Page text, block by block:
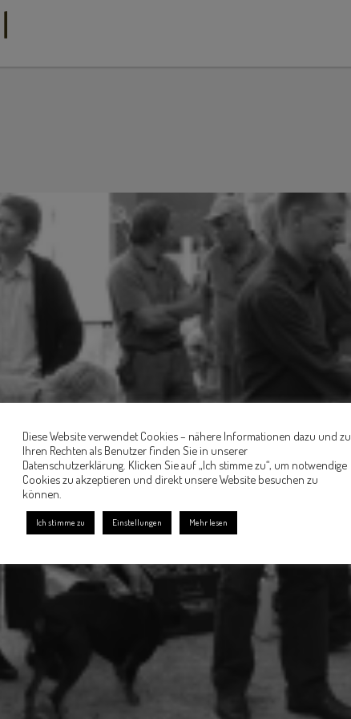
Diese Website verwendet Cookies – nähere Informationen dazu und zu
Ihren Rechten als Benutzer finden Sie in unserer
Datenschutzerklärung. Klicken Sie auf „Ich stimme zu“, um notwendige
Cookies zu akzeptieren und direkt unsere Website besuchen zu
können.
Ich stimme zu Einstellungen Mehr lesen